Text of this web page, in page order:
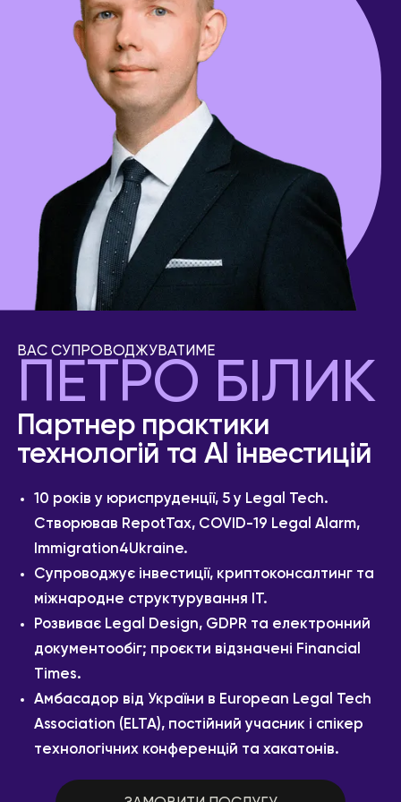
ВАС СУПРОВОДЖУВАТИМЕ
ПЕТРО БІЛИК
Партнер практики
технологій та AI інвестицій
10 років у юриспруденції, 5 у Legal Tech.
Створював RepotTax, COVID-19 Legal Alarm,
Immigration4Ukraine.
Супроводжує інвестиції, криптоконсалтинг та
міжнародне структурування ІТ.
Розвиває Legal Design, GDPR та електронний
документообіг; проєкти відзначені Financial
Times.
Амбасадор від України в European Legal Tech
Association (ELTA), постійний учасник і спікер
технологічних конференцій та хакатонів.